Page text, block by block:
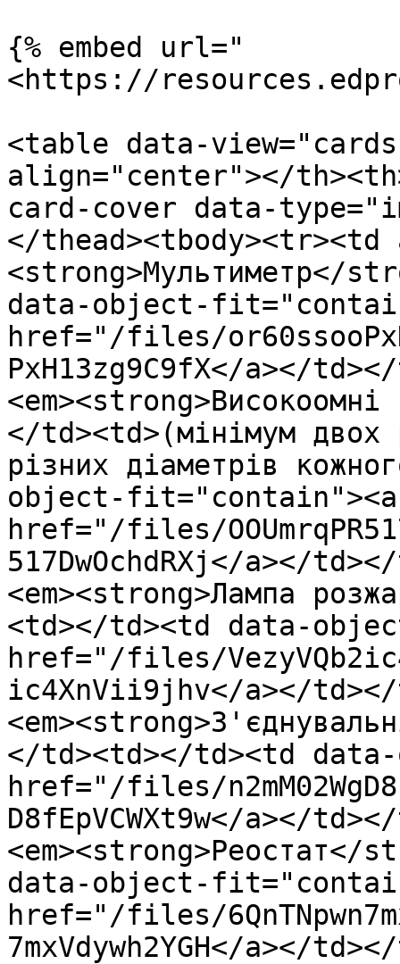
{% embed url="
<https://
<table data-
align="center"></
card-cover data-
</thead><tbody><tr><td
<strong>Мультиметр</
data-object-
href="/files/
PxH13zg9C9fX</a></
</td><td>(мінімум двох
різних діаметрів
object-fit="contain"><a
href="/files/
517DwOchdRXj</a></
<em><strong>Лампа
<td></td><td data-
href="/files/
ic4XnVii9jhv</a></
</td><td></td><td
href="/files/
D8fEpVCWXt9w</a></
<em><strong>Реостат</
data-object-
href="/files/
7mxVdywh2YGH</a></